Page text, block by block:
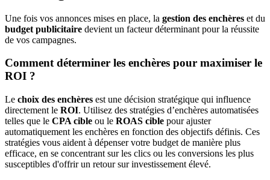
Une fois vos annonces mises en place, la gestion des enchères et du
budget publicitaire devient un facteur déterminant pour la réussite
de vos campagnes.
Comment déterminer les enchères pour maximiser le
ROI ?
Le choix des enchères est une décision stratégique qui influence
directement le ROI. Utilisez des stratégies d’enchères automatisées
telles que le CPA cible ou le ROAS cible pour ajuster
automatiquement les enchères en fonction des objectifs définis. Ces
stratégies vous aident à dépenser votre budget de manière plus
efficace, en se concentrant sur les clics ou les conversions les plus
susceptibles d'offrir un retour sur investissement élevé.